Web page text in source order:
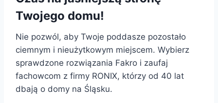
Twojego domu!
Nie pozwól, aby Twoje poddasze pozostało
ciemnym i nieużytkowym miejscem. Wybierz
sprawdzone rozwiązania Fakro i zaufaj
fachowcom z firmy RONIX, którzy od 40 lat
dbają o domy na Śląsku.